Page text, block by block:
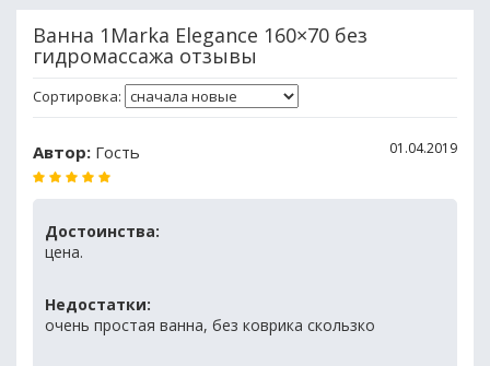
Ванна 1Marka Elegance 160×70 без
гидромассажа отзывы
Сортировка:
Автор: Гость 01.04.2019
Достоинства:
цена.
Недостатки:
очень простая ванна, без коврика скользко